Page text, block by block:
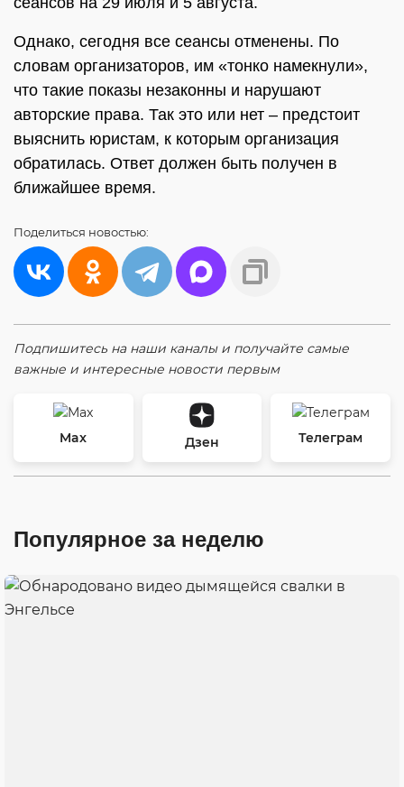
Однако, сегодня все сеансы отменены. По
словам организаторов, им «тонко намекнули»,
что такие показы незаконны и нарушают
авторские права. Так это или нет – предстоит
выяснить юристам, к которым организация
обратилась. Ответ должен быть получен в
ближайшее время.
Поделиться новостью:
Подпишитесь на наши каналы и получайте самые
важные и интересные новости первым
Max Дзен Телеграм
Популярное за неделю